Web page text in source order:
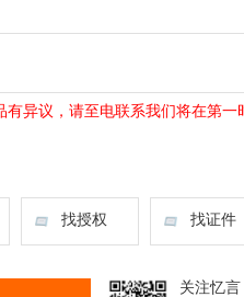
异议，请至电联系我们将在第一
找授权 找证件
关注忆言